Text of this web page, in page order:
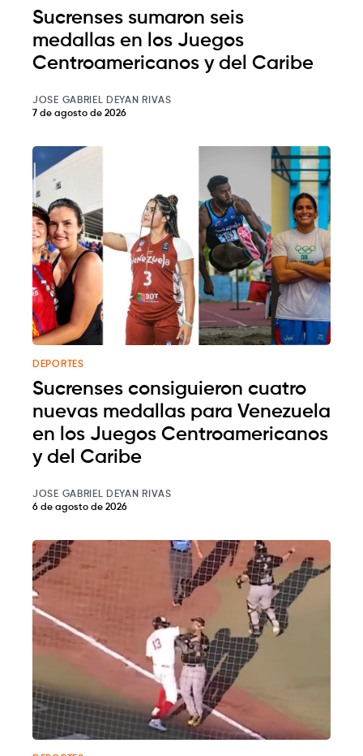
Sucrenses sumaron seis
medallas en los Juegos
Centroamericanos y del Caribe
JOSE GABRIEL DEYAN RIVAS
7 de agosto de 2026
DEPORTES
Sucrenses consiguieron cuatro
nuevas medallas para Venezuela
en los Juegos Centroamericanos
y del Caribe
JOSE GABRIEL DEYAN RIVAS
6 de agosto de 2026